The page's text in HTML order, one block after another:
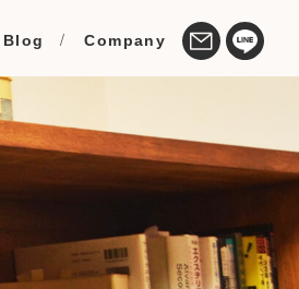
Blog Company